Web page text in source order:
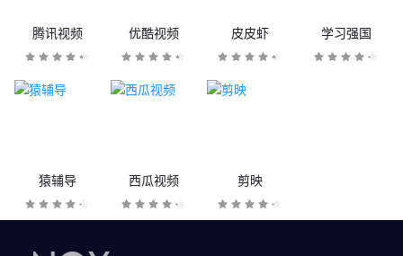
腾讯视频 优酷视频 皮皮虾 学习强国
猿辅导 西瓜视频 剪映